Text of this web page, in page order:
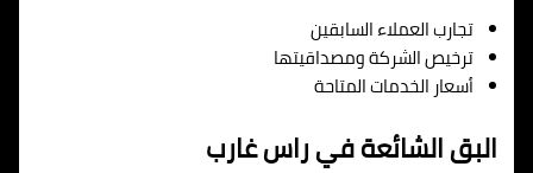
تجارب العملاء السابقين
ترخيص الشركة ومصداقيتها
أسعار الخدمات المتاحة
البق الشائعة في راس غارب